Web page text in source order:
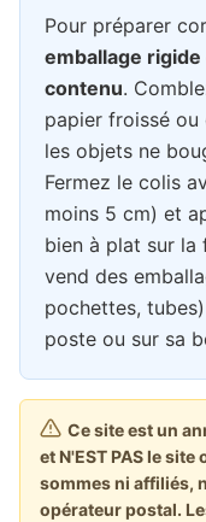
Pour préparer
emballage rigide
contenu.
papier froissé
les objets ne
Fermez le colis
moins 5 cm) et
bien à plat sur la
vend des
pochettes,
poste ou sur sa
Ce site est un
et N'EST PAS le
sommes ni affiliés,
opérateur postal.